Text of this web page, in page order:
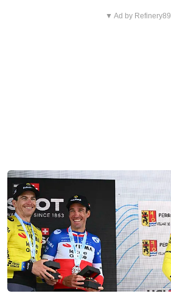
▼ Ad by Refinery89